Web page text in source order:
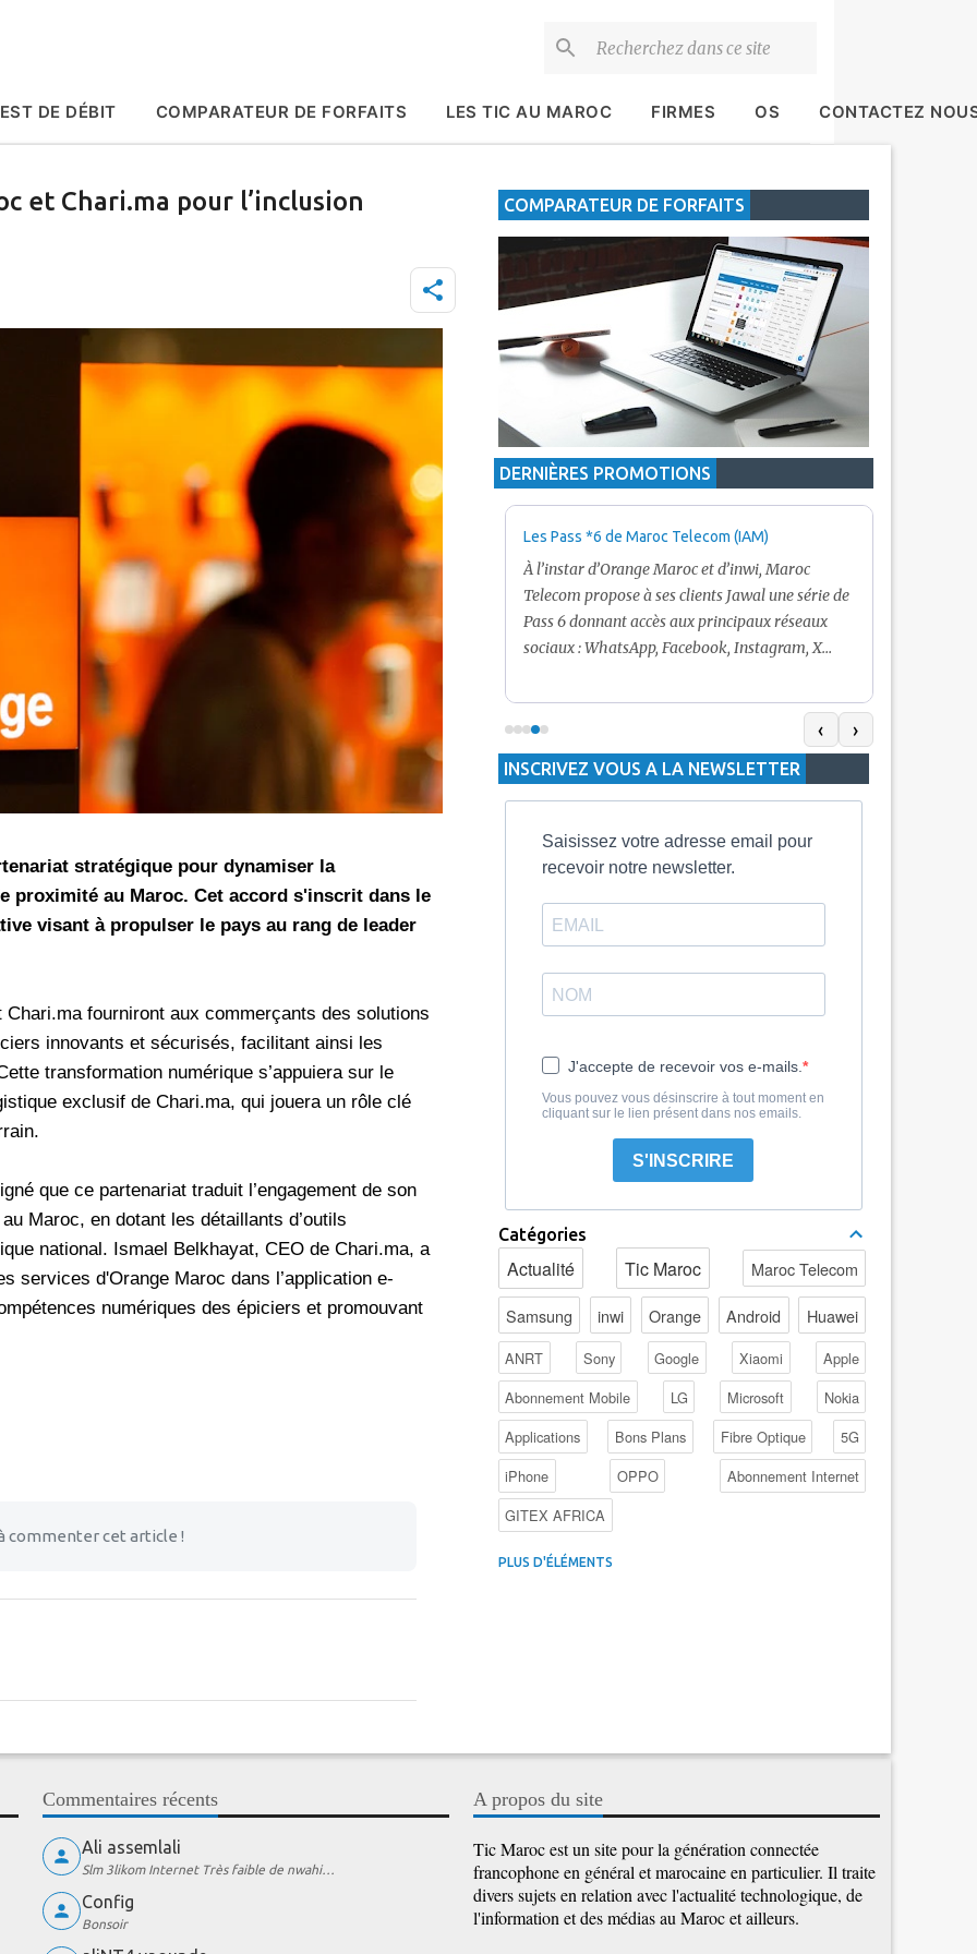
DE DÉBIT COMPARATEUR DE FORFAITS LES TIC AU MAROC FIRMES OS CONTACTEZ
et Chari.ma pour l’inclusion
stratégique pour dynamiser la
proximité au Maroc. Cet accord s'inscrit dans le
visant à propulser le pays au rang de leader
fourniront aux commerçants des solutions
innovants et sécurisés, facilitant ainsi les
transformation numérique s’appuiera sur le
exclusif de Chari.ma, qui jouera un rôle clé
que ce partenariat traduit l’engagement de son
Maroc, en dotant les détaillants d’outils
national. Ismael Belkhayat, CEO de Chari.ma, a
services d'Orange Maroc dans l’application e-
numériques des épiciers et promouvant
commenter cet article !
COMPARATEUR DE FORFAITS
DERNIÈRES PROMOTIONS
réseaux sociaux
inwi fait
Snapchat voire
au
offre
Promotion Orange Maroc: Recharge x25 +
Internet
Nouveau! Orange Maroc multiplie les recharges
de ses clients mobiles en prépayé par 25 et ce,
pour toute recharge de 30 Dh ou plus. De plus,
Orange offre, suite à n'importe quelle recharge,
un volume d'internet variant selon le montant de
ladite recharge. La durée de validité du volume
d'internet est de 7 jours alors que celle du solde
offert en Dh est de 3 mois. Recharge Solde
Les Pass *6 de Maroc Telecom (IAM)
À l’instar d’Orange Maroc et d’inwi, Maroc
Telecom propose à ses clients Jawal une série de
Pass 6 donnant accès aux principaux réseaux
sociaux : WhatsApp, Facebook, Instagram, X
5 Dh inclut 100 Mo, le Pass 10 Dh offre 400 Mo,
tandis que les formules à 20 Dh et 30 Dh
proposent respectivement 1 Go et 2 Go. Les
durées de validité sont de 3 jours pour
‹ ›
INSCRIVEZ VOUS A LA NEWSLETTER
Saisissez votre adresse email pour
recevoir notre newsletter.
J'accepte de recevoir vos e-mails.
Vous pouvez vous désinscrire à tout moment en
cliquant sur le lien présent dans nos emails.
S'INSCRIRE
Catégories
Actualité Tic Maroc Maroc Telecom
Samsung inwi Orange Android Huawei
ANRT Sony Google Xiaomi
Apple
Abonnement Mobile
LG Microsoft
Nokia
Applications
Bons Plans Fibre Optique
5G
iPhone
OPPO
Abonnement Internet
GITEX AFRICA
4G au Maroc
PLUS D'ÉLÉMENTS
Commentaires récents
Ali assemlali
Slm 3likom Internet Très faible de nwahi…
Config
Bonsoir
A propos du site
Tic Maroc est un site pour la génération connectée
francophone en général et marocaine en particulier. Il traite
divers sujets en relation avec l'actualité technologique, de
l'information et des médias au Maroc et ailleurs.